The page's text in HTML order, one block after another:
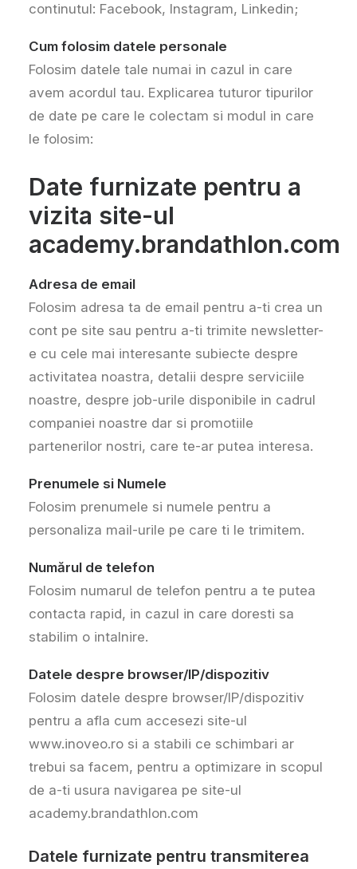
continutul: Facebook, Instagram, Linkedin;
Cum folosim datele personale
Folosim datele tale numai in cazul in care
avem acordul tau. Explicarea tuturor tipurilor
de date pe care le colectam si modul in care
le folosim:
Date furnizate pentru a
vizita site-ul
academy.brandathlon.com
Adresa de email
Folosim adresa ta de email pentru a-ti crea un
cont pe site sau pentru a-ti trimite newsletter-
e cu cele mai interesante subiecte despre
activitatea noastra, detalii despre serviciile
noastre, despre job-urile disponibile in cadrul
companiei noastre dar si promotiile
partenerilor nostri, care te-ar putea interesa.
Prenumele si Numele
Folosim prenumele si numele pentru a
personaliza mail-urile pe care ti le trimitem.
Numărul de telefon
Folosim numarul de telefon pentru a te putea
contacta rapid, in cazul in care doresti sa
stabilim o intalnire.
Datele despre browser/IP/dispozitiv
Folosim datele despre browser/IP/dispozitiv
pentru a afla cum accesezi site-ul
www.inoveo.ro si a stabili ce schimbari ar
trebui sa facem, pentru a optimizare in scopul
de a-ti usura navigarea pe site-ul
academy.brandathlon.com
Datele furnizate pentru transmiterea